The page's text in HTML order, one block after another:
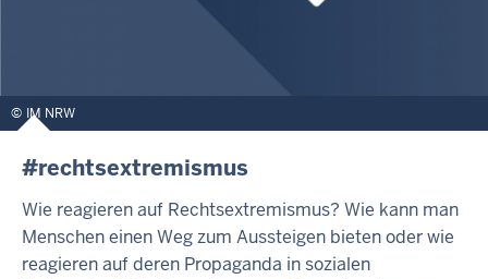
IM NRW
#rechtsextremismus
Wie reagieren auf Rechtsextremismus? Wie kann man
Menschen einen Weg zum Aussteigen bieten oder wie
reagieren auf deren Propaganda in sozialen